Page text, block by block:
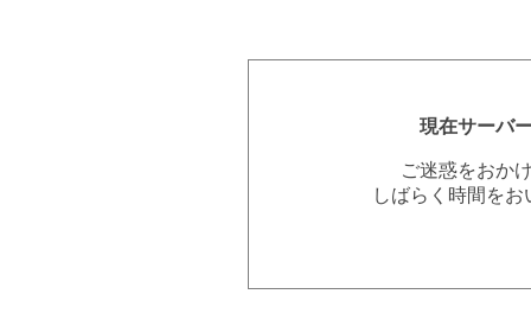
現在サーバ
ご迷惑をおか
しばらく時間を